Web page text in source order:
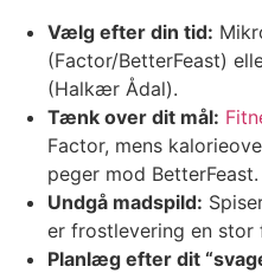
Vælg efter din tid:
(Factor/BetterFeast)
(Halkær Ådal).
Tænk over dit mål:
Factor, mens
peger mod BetterFeast.
Undgå madspild:
er frostlevering en
Planlæg efter dit